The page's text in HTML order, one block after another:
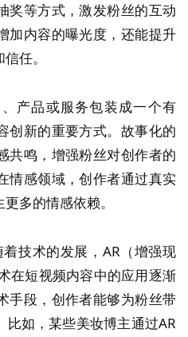
奖等方式，激发粉丝的互动
加内容的曝光度，还能提升
任。
产品或服务包装成一个有
创新的重要方式。故事化的
共鸣，增强粉丝对创作者的
情感领域，创作者通过真实
多的情感依赖。
着技术的发展，AR（增强现
在短视频内容中的应用逐渐
手段，创作者能够为粉丝带
如，某些美妆博主通过AR